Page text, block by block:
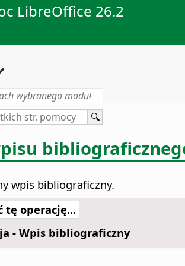
LibreOffice 26.2
wpis bibliograficzny.
tę operację...
- Wpis bibliograficzny